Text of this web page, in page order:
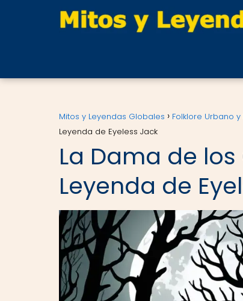
Mitos y Leyendas Globales Folklore Urbano
Leyenda de Eyeless Jack
La Dama de
Leyenda de